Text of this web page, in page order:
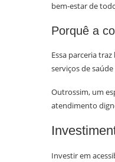
bem-estar de
Porquê a
Essa parceria
serviços de
Outrossim, um
atendimento
Investir em